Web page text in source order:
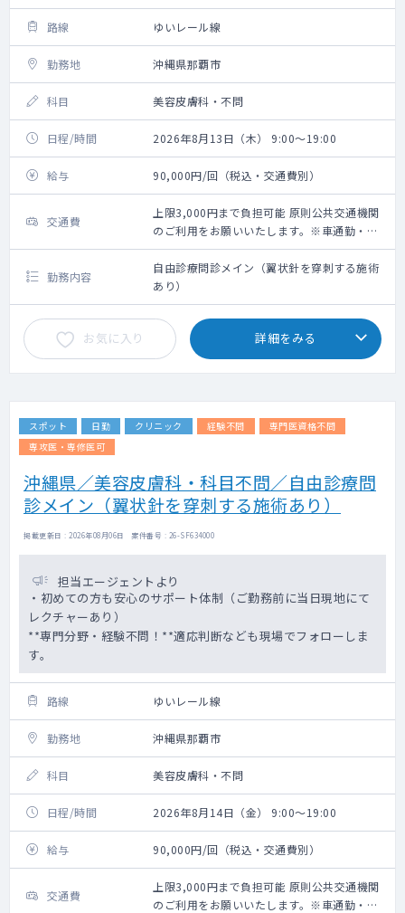
路線 ゆいレール線
勤務地 沖縄県那覇市
科目 美容皮膚科・不問
日程/時間 2026年8月13日（木） 9:00～19:00
給与 90,000円/回（税込・交通費別）
交通費
上限3,000円まで負担可能 原則公共交通機関
のご利用をお願いいたします。※車通勤・タ
クシー利用要相談
勤務内容
自由診療問診メイン（翼状針を穿刺する施術
あり）
お気に入り 詳細をみる
スポット 日勤 クリニック 経験不問
専門医資格不問
専攻医・専修医可
沖縄県／美容皮膚科・科目不問／自由診療問
診メイン（翼状針を穿刺する施術あり）
掲載更新日 : 2026年08月06日 案件番号 : 26-SF634000
担当エージェントより
・初めての方も安心のサポート体制（ご勤務前に当日現地にて
レクチャーあり）
**専門分野・経験不問！**適応判断なども現場でフォローしま
す。
路線 ゆいレール線
勤務地 沖縄県那覇市
科目 美容皮膚科・不問
日程/時間 2026年8月14日（金） 9:00～19:00
給与 90,000円/回（税込・交通費別）
交通費
上限3,000円まで負担可能 原則公共交通機関
のご利用をお願いいたします。※車通勤・タ